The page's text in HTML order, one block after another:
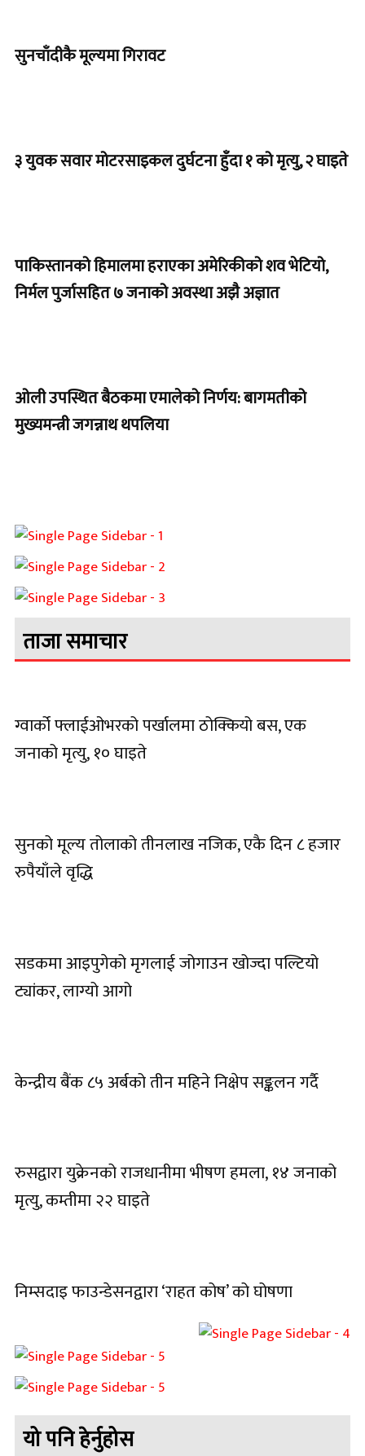
सुनचाँदीकै मूल्यमा गिरावट
३ युवक सवार मोटरसाइकल दुर्घटना हुँदा १ को मृत्यु, २ घाइते
पाकिस्तानको हिमालमा हराएका अमेरिकीको शव भेटियो,
निर्मल पुर्जासहित ७ जनाको अवस्था अझै अज्ञात
ओली उपस्थित बैठकमा एमालेको निर्णय: बागमतीको
मुख्यमन्त्री जगन्नाथ थपलिया
ताजा समाचार
ग्वार्को फ्लाईओभरको पर्खालमा ठोक्कियो बस, एक
जनाको मृत्यु, १० घाइते
सुनको मूल्य तोलाको तीनलाख नजिक, एकै दिन ८ हजार
रुपैयाँले वृद्धि
सडकमा आइपुगेको मृगलाई जोगाउन खोज्दा पल्टियो
ट्यांकर, लाग्यो आगो
केन्द्रीय बैंक ८५ अर्बको तीन महिने निक्षेप सङ्कलन गर्दै
रुसद्वारा युक्रेनको राजधानीमा भीषण हमला, १४ जनाको
मृत्यु, कम्तीमा २२ घाइते
निम्सदाइ फाउन्डेसनद्वारा ‘राहत कोष’ को घोषणा
यो पनि हेर्नुहोस